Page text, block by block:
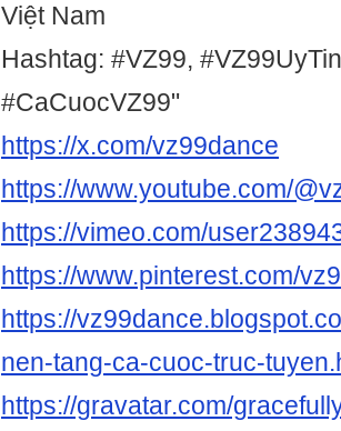
Việt Nam
Hashtag: #VZ99,
#CaCuocVZ99"
https://x.com/vz99dance
https://www.youtube.com/
https://vimeo.com/
https://www.pinterest.com/
https://
nen-tang-ca-cuoc-truc-
https://gravatar.com/